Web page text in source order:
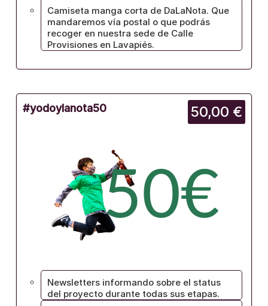
Camiseta manga corta de DaLaNota. Que
mandaremos vía postal o que podrás
recoger en nuestra sede de Calle
Provisiones en Lavapiés.
50,00 €
#yodoylanota50
Newsletters informando sobre el status
del proyecto durante todas sus etapas.